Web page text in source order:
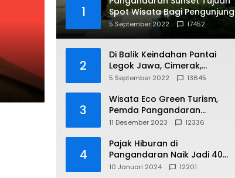
1
Spot Wisata Bagi Pengunjung
5 September 2022 17452
2
Di Balik Keindahan Pantai
Legok Jawa, Cimerak,
Pangandaran
5 September 2022 13645
3
Wisata Eco Green Turism,
Pemda Pangandaran
Gandeng PLN
11 Desember 2023 12336
4
Pajak Hiburan di
Pangandaran Naik Jadi 40
Persen
10 Januari 2024 12201